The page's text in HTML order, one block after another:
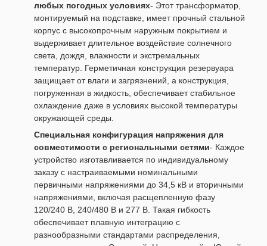
любых погодных условиях- Этот трансформатор,
монтируемый на подставке, имеет прочный стальной
корпус с высокопрочным наружным покрытием и
выдерживает длительное воздействие солнечного
света, дождя, влажности и экстремальных
температур. Герметичная конструкция резервуара
защищает от влаги и загрязнений, а конструкция,
погруженная в жидкость, обеспечивает стабильное
охлаждение даже в условиях высокой температуры
окружающей среды.
Специальная конфигурация напряжения для
совместимости с региональными сетями- Каждое
устройство изготавливается по индивидуальному
заказу с настраиваемыми номинальными
первичными напряжениями до 34,5 кВ и вторичными
напряжениями, включая расщепленную фазу
120/240 В, 240/480 В и 277 В. Такая гибкость
обеспечивает плавную интеграцию с
разнообразными стандартами распределения,